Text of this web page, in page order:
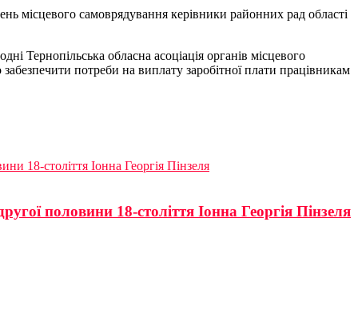
місцевого самоврядування керівники районних рад області
Тернопільська обласна асоціація органів місцевого
потреби на виплату заробітної плати працівникам
18-століття Іонна Георгія Пінзеля
половини 18-століття Іонна Георгія Пінзеля